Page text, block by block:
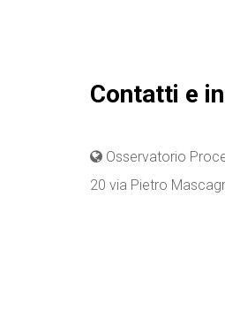
Contatti e
Osservatorio
20 via Pietro